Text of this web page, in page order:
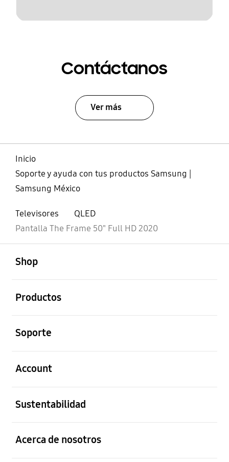
Contáctanos
Ver más
Inicio
Soporte y ayuda con tus productos Samsung |
Samsung México
Televisores
QLED
Pantalla The Frame 50" Full HD 2020
Shop
Productos
Soporte
Account
Sustentabilidad
Acerca de nosotros